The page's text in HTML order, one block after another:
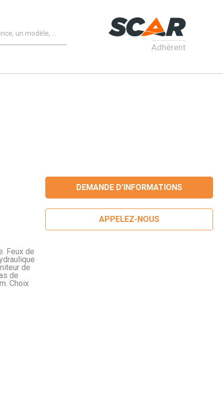
Adhérent
Feux de
de
de
Choix
DEMANDE D'INFORMATIONS
APPELEZ-NOUS